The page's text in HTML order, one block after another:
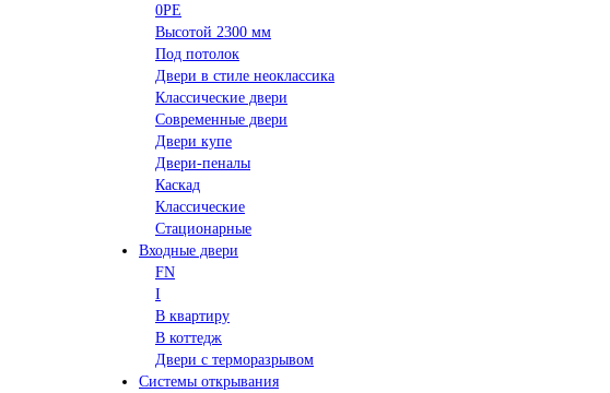
0PE
Высотой 2300 мм
Под потолок
Двери в стиле неоклассика
Классические двери
Современные двери
Двери купе
Двери-пеналы
Каскад
Классические
Стационарные
Входные двери
FN
I
В квартиру
В коттедж
Двери с терморазрывом
Системы открывания